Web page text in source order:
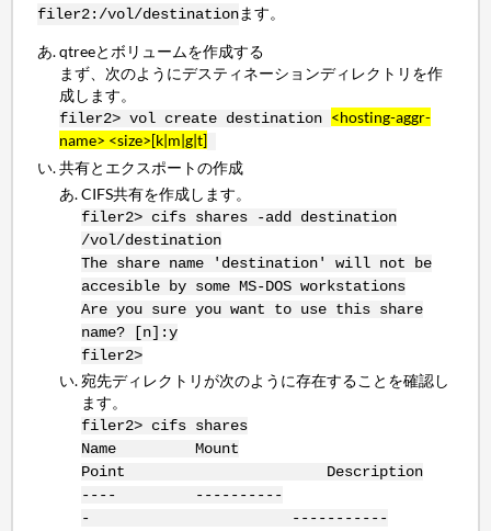
filer2:/vol/destinationます。
qtreeとボリュームを作成する
まず、次のようにデスティネーションディレクトリを作
成します。
filer2> vol create destination <hosting-aggr-
name> <size>[k|m|g|t]
共有とエクスポートの作成
CIFS共有を作成します。
filer2> cifs shares -add destination
/vol/destination
The share name 'destination' will not be
accesible by some MS-DOS workstations
Are you sure you want to use this share
name? [n]:y
filer2>
宛先ディレクトリが次のように存在することを確認し
ます。
filer2> cifs shares
Name Mount
Point Description
---- ----------
- -----------